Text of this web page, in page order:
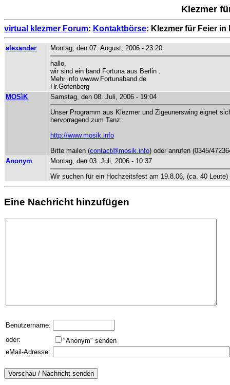
Klezmer
virtual klezmer Forum: Kontaktbörse: Klezmer für Feier in
alexander
Montag, den 07. August, 2006 - 23:20
hallo,
wir sind ein band Fortuna aus Berlin .
Mehr info wwww.Fortunaband.de
Hr.Gofenberg
MOSìK
Samstag, den 08. Juli, 2006 - 19:04
Unser Programm aus Klezmer und Zigeunerswing eignet
hervorragend zum Tanz:
http://www.mosik.info
Bitte mailen (contact@mosik.info) oder anrufen (0345/
Anonym
Montag, den 03. Juli, 2006 - 10:37
Wir suchen für ein Hochzeitsfest am 19.8.06, (ca. 40
Eine Nachricht hinzufügen
Benutzername:
oder:
"Anonym" senden
eMail-Adresse: